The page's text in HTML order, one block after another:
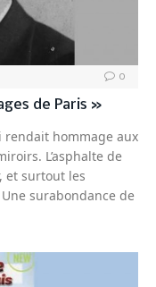
0
de Paris »
hommage aux
L’asphalte de
et surtout les
surabondance de